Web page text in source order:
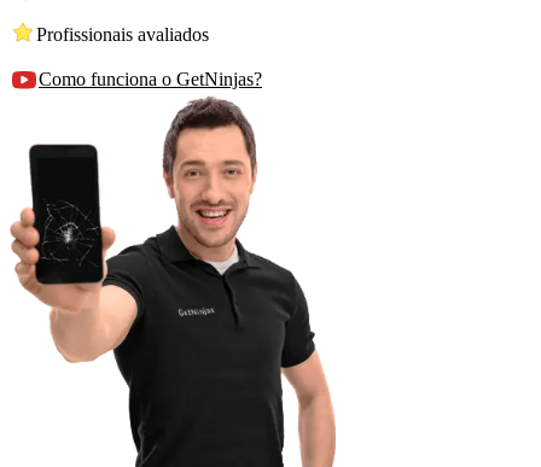
Profissionais avaliados
Como funciona o GetNinjas?